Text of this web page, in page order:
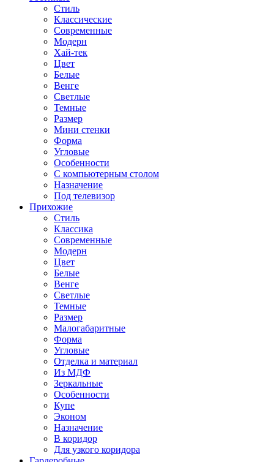
Стиль
Классические
Современные
Модерн
Хай-тек
Цвет
Белые
Венге
Светлые
Темные
Размер
Мини стенки
Форма
Угловые
Особенности
С компьютерным столом
Назначение
Под телевизор
Прихожие
Стиль
Классика
Современные
Модерн
Цвет
Белые
Венге
Светлые
Темные
Размер
Малогабаритные
Форма
Угловые
Отделка и материал
Из МДФ
Зеркальные
Особенности
Купе
Эконом
Назначение
В коридор
Для узкого коридора